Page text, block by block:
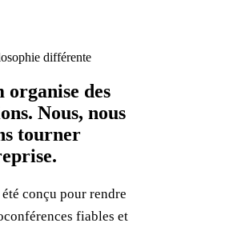
différente
organise des
Nous, nous
tourner
été conçu pour rendre
fiables et